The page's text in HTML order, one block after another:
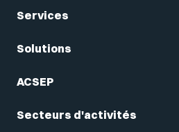
Services
Solutions
ACSEP
Secteurs d'activités